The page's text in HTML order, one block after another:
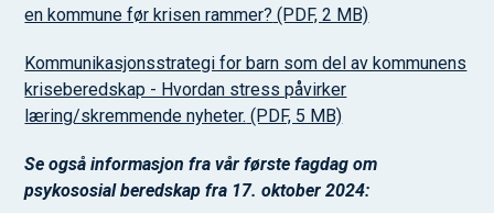
en kommune før krisen rammer? (PDF, 2 MB)
Kommunikasjonsstrategi for barn som del av kommunens
kriseberedskap - Hvordan stress påvirker
læring/skremmende nyheter. (PDF, 5 MB)
Se også informasjon fra vår første fagdag om
psykososial beredskap fra 17. oktober 2024: